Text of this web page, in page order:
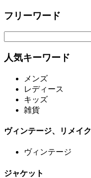
フリーワード
人気キーワード
メンズ
レディース
キッズ
雑貨
ヴィンテージ、リメイク
ヴィンテージ
ジャケット